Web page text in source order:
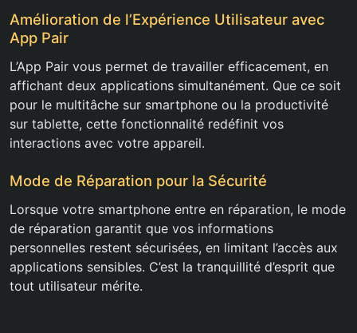
Amélioration de l’Expérience Utilisateur avec
App Pair
L’App Pair vous permet de travailler efficacement, en
affichant deux applications simultanément. Que ce soit
pour le multitâche sur smartphone ou la productivité
sur tablette, cette fonctionnalité redéfinit vos
interactions avec votre appareil.
Mode de Réparation pour la Sécurité
Lorsque votre smartphone entre en réparation, le mode
de réparation garantit que vos informations
personnelles restent sécurisées, en limitant l’accès aux
applications sensibles. C’est la tranquillité d’esprit que
tout utilisateur mérite.